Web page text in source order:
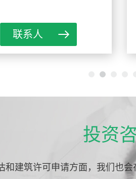
联系人
投资
和建筑许可申请方面，我们也会